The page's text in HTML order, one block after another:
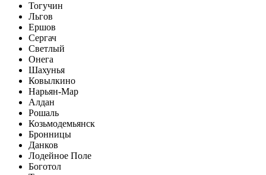
Тогучин
Льгов
Ершов
Сергач
Светлый
Онега
Шахунья
Ковылкино
Нарьян-Мар
Алдан
Рошаль
Козьмодемьянск
Бронницы
Данков
Лодейное Поле
Боготол